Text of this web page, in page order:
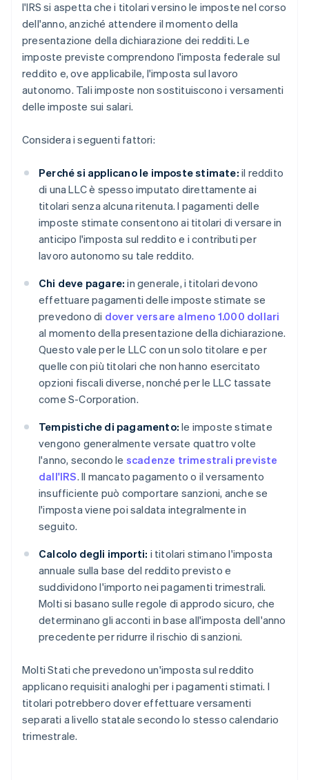
l'IRS si aspetta che i titolari versino le imposte nel corso
dell'anno, anziché attendere il momento della
presentazione della dichiarazione dei redditi. Le
imposte previste comprendono l'imposta federale sul
reddito e, ove applicabile, l'imposta sul lavoro
autonomo. Tali imposte non sostituiscono i versamenti
delle imposte sui salari.
Considera i seguenti fattori:
Perché si applicano le imposte stimate: il reddito
di una LLC è spesso imputato direttamente ai
titolari senza alcuna ritenuta. I pagamenti delle
imposte stimate consentono ai titolari di versare in
anticipo l'imposta sul reddito e i contributi per
lavoro autonomo su tale reddito.
Chi deve pagare: in generale, i titolari devono
effettuare pagamenti delle imposte stimate se
prevedono di dover versare almeno 1.000 dollari
al momento della presentazione della dichiarazione.
Questo vale per le LLC con un solo titolare e per
quelle con più titolari che non hanno esercitato
opzioni fiscali diverse, nonché per le LLC tassate
come S-Corporation.
Tempistiche di pagamento: le imposte stimate
vengono generalmente versate quattro volte
l'anno, secondo le scadenze trimestrali previste
dall'IRS. Il mancato pagamento o il versamento
insufficiente può comportare sanzioni, anche se
l'imposta viene poi saldata integralmente in
seguito.
Calcolo degli importi: i titolari stimano l'imposta
annuale sulla base del reddito previsto e
suddividono l'importo nei pagamenti trimestrali.
Molti si basano sulle regole di approdo sicuro, che
determinano gli acconti in base all'imposta dell'anno
precedente per ridurre il rischio di sanzioni.
Molti Stati che prevedono un'imposta sul reddito
applicano requisiti analoghi per i pagamenti stimati. I
titolari potrebbero dover effettuare versamenti
separati a livello statale secondo lo stesso calendario
trimestrale.